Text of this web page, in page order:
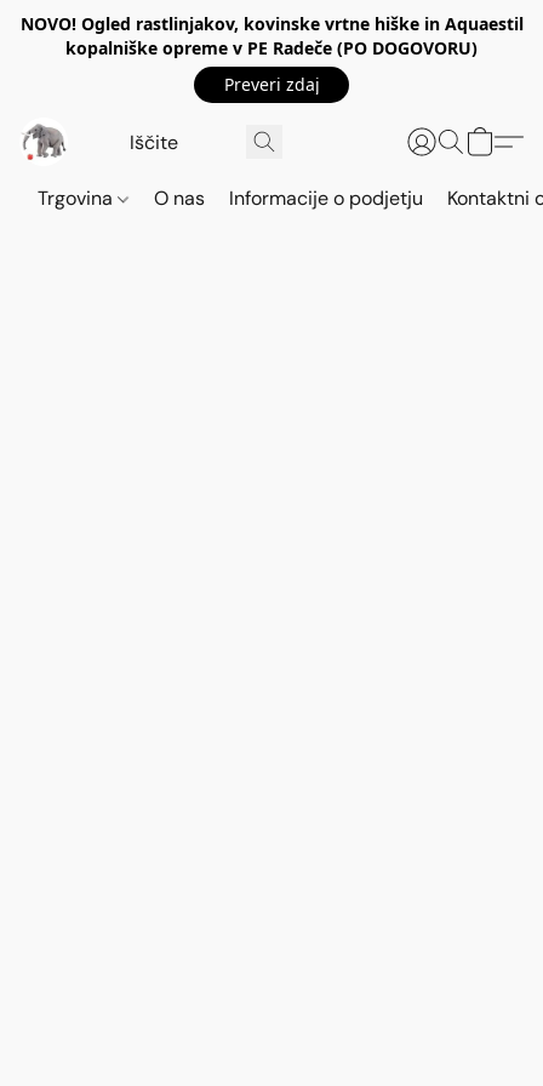
NOVO! Ogled rastlinjakov, kovinske vrtne hiške in Aquaestil
kopalniške opreme v PE Radeče (PO DOGOVORU)
Preveri zdaj
Trgovina O nas Informacije o podjetju Kontaktni